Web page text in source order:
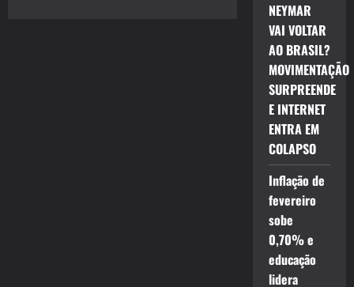
NEYMAR
VAI VOLTAR
AO BRASIL?
MOVIMENTAÇÃO
SURPREENDE
E INTERNET
ENTRA EM
COLAPSO
Inflação de
fevereiro
sobe
0,70% e
educação
lidera